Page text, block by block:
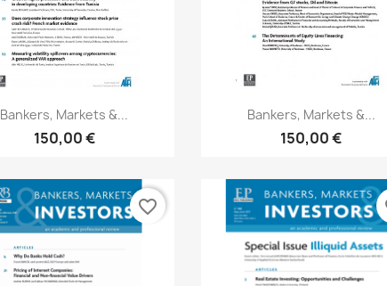
Aperçu rapide
Bankers, Markets &...
150,00 €
Aperçu rapide
Bankers, Markets &...
150,00 €
favorite_border